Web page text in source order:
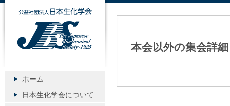
本会以外の集会詳細
公益社団法人日本生化学会
ホーム
日本生化学会について